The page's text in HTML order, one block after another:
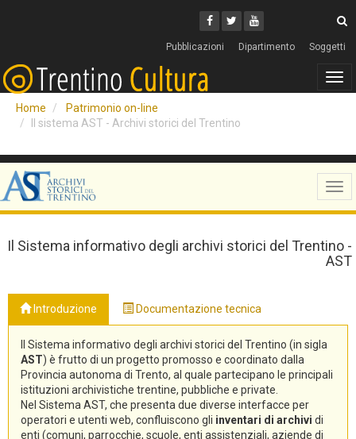
Facebook
Twitter
Youtube
Pubblicazioni Dipartimento Soggetti
Home
Patrimonio on-line
Il sistema AST - Archivi storici del Trentino
Il Sistema informativo degli archivi storici del Trentino -
AST
Introduzione Documentazione tecnica
Il Sistema informativo degli archivi storici del Trentino (in sigla
AST) è frutto di un progetto promosso e coordinato dalla
Provincia autonoma di Trento, al quale partecipano le principali
istituzioni archivistiche trentine, pubbliche e private.
Nel Sistema AST, che presenta due diverse interfacce per
operatori e utenti web, confluiscono gli inventari di archivi di
enti (comuni, parrocchie, scuole, enti assistenziali, aziende di